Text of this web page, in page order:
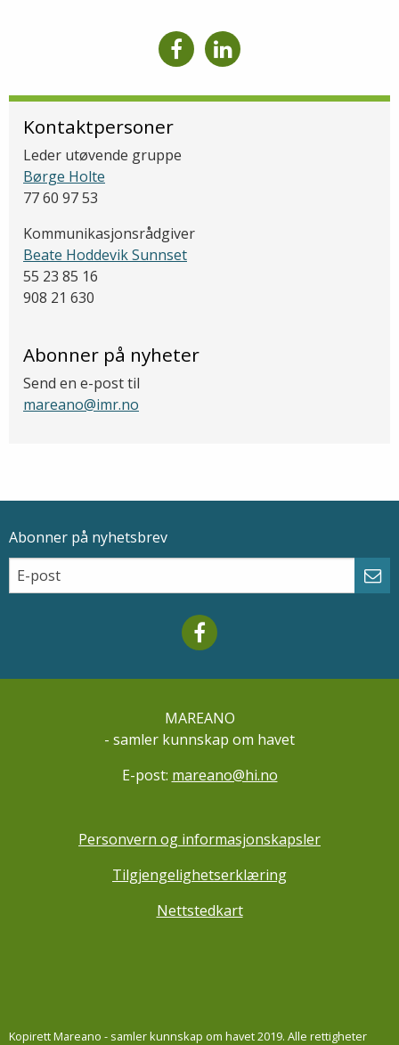
Kontaktpersoner
Leder utøvende gruppe
Børge Holte
77 60 97 53
Kommunikasjonsrådgiver
Beate Hoddevik Sunnset
55 23 85 16
908 21 630
Abonner på nyheter
Send en e-post til
mareano@imr.no
Epostadresse
Abonner på nyhetsbrev
Email
Mareano facebook
MAREANO
- samler kunnskap om havet
E-post: mareano@hi.no
Personvern og informasjonskapsler
Tilgjengelighetserklæring
Nettstedkart
Kopirett Mareano - samler kunnskap om havet 2019. Alle rettigheter